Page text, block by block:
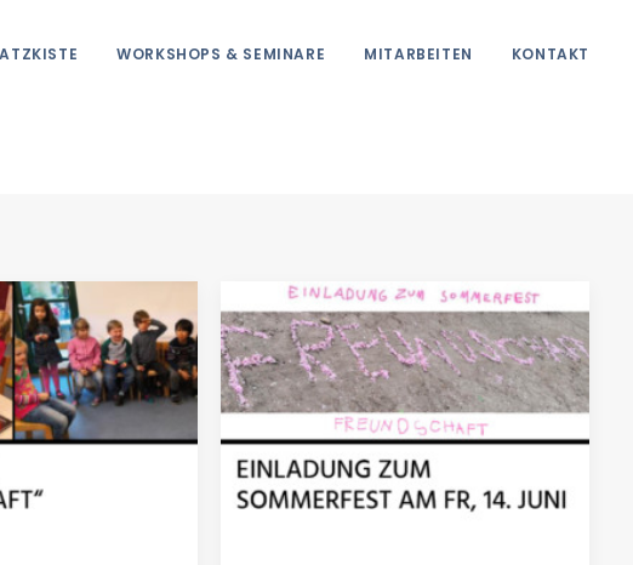
WORKSHOPS & SEMINARE MITARBEITEN KONTAKT